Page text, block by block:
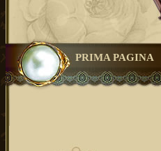
PRIMA PAGINA